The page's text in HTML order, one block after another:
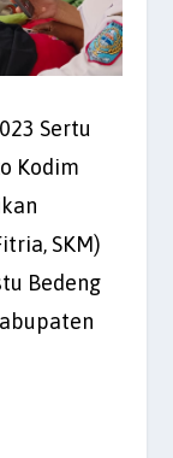
Sertu
Kodim
SKM)
Bedeng